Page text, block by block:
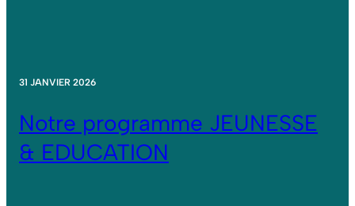
31 JANVIER 2026
Notre programme JEUNESSE
& EDUCATION